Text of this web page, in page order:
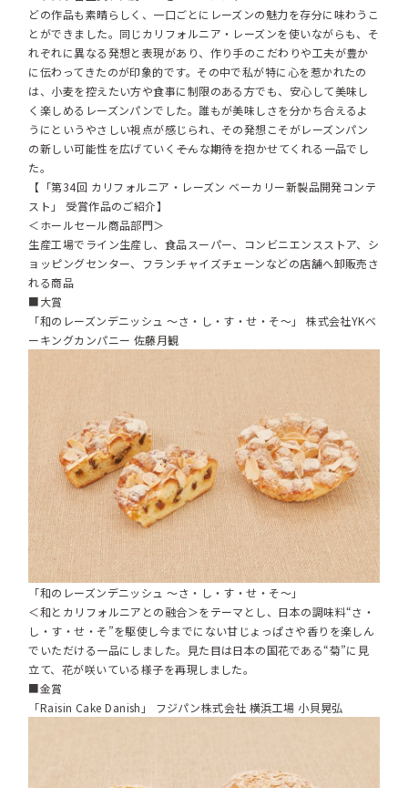
どの作品も素晴らしく、一口ごとにレーズンの魅力を存分に味わうこ
とができました。同じカリフォルニア・レーズンを使いながらも、そ
れぞれに異なる発想と表現があり、作り手のこだわりや工夫が豊か
に伝わってきたのが印象的です。その中で私が特に心を惹かれたの
は、小麦を控えたい方や食事に制限のある方でも、安心して美味し
く楽しめるレーズンパンでした。誰もが美味しさを分かち合えるよ
うにというやさしい視点が感じられ、その発想こそがレーズンパン
の新しい可能性を広げていく――そんな期待を抱かせてくれる一品でし
た。
【「第34回 カリフォルニア・レーズン ベーカリー新製品開発コンテ
スト」 受賞作品のご紹介】
＜ホールセール商品部門＞
生産工場でライン生産し、食品スーパー、コンビニエンスストア、シ
ョッピングセンター、フランチャイズチェーンなどの店舗へ卸販売さ
れる商品
■大賞
「和のレーズンデニッシュ ～さ・し・す・せ・そ～」 株式会社YKベ
ーキングカンパニー 佐藤月観
「和のレーズンデニッシュ ～さ・し・す・せ・そ～」
＜和とカリフォルニアとの融合＞をテーマとし、日本の調味料“さ・
し・す・せ・そ”を駆使し今までにない甘じょっぱさや香りを楽しん
でいただける一品にしました。見た目は日本の国花である“菊”に見
立て、花が咲いている様子を再現しました。
■金賞
「Raisin Cake Danish」 フジパン株式会社 横浜工場 小貝晃弘